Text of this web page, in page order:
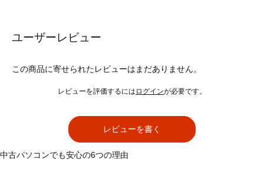
ユーザーレビュー
この商品に寄せられたレビューはまだありません。
レビューを評価するには ログインが必要です。
レビューを書く
中古パソコンでも安心の6つの理由